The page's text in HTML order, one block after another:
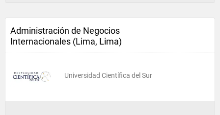
Administración de Negocios
Internacionales (Lima, Lima)
Universidad Científica del Sur